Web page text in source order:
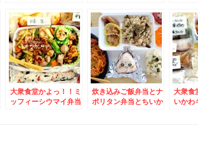
かけ焼きそば」絶品(*
´艸`*)
焼きそば」で決まり♪
レシピ画像付き♪
大衆食堂かよっ！！ミ
ッフィーシウマイ弁当
炊き込みご飯弁当とナ
ポリタン弁当とちいか
大衆食
いかわ